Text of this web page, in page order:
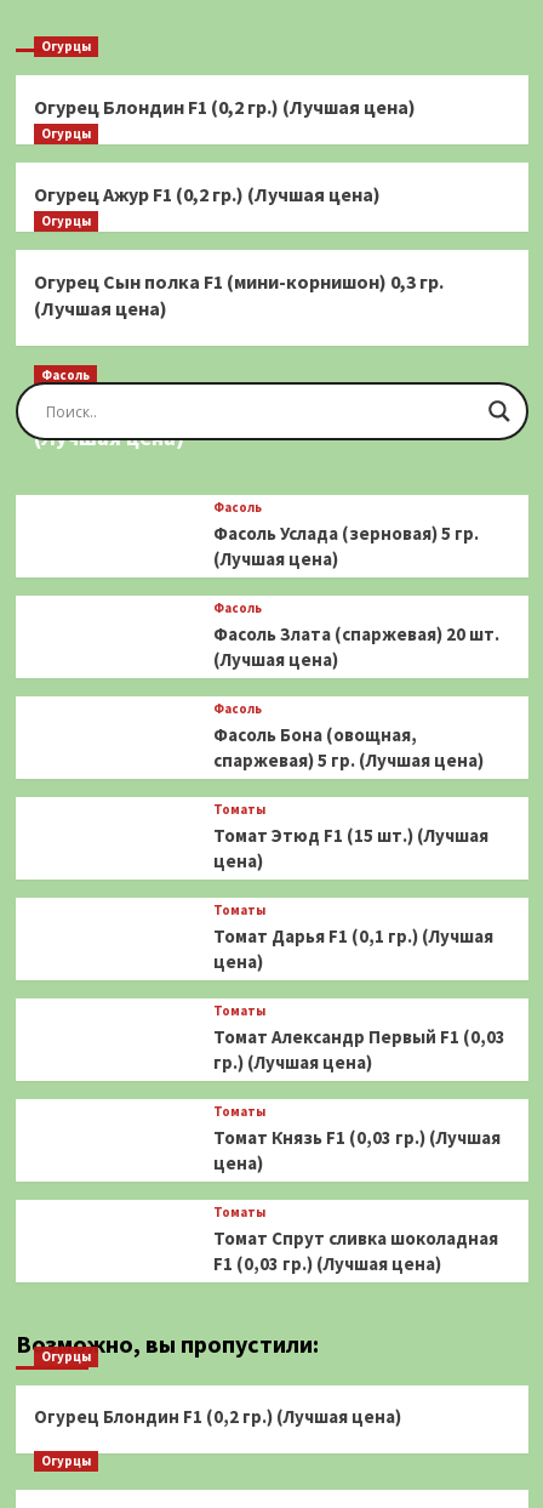
Огурцы
Огурец Блондин F1 (0,2 гр.) (Лучшая цена)
Огурцы
Огурец Ажур F1 (0,2 гр.) (Лучшая цена)
Огурцы
Огурец Сын полка F1 (мини-корнишон) 0,3 гр.
(Лучшая цена)
Фасоль
Фасоль Золотая Сакса (спаржевая) 20 шт.
(Лучшая цена)
Фасоль
Фасоль Услада (зерновая) 5 гр.
(Лучшая цена)
Фасоль
Фасоль Злата (спаржевая) 20 шт.
(Лучшая цена)
Фасоль
Фасоль Бона (овощная,
спаржевая) 5 гр. (Лучшая цена)
Томаты
Томат Этюд F1 (15 шт.) (Лучшая
цена)
Томаты
Томат Дарья F1 (0,1 гр.) (Лучшая
цена)
Томаты
Томат Александр Первый F1 (0,03
гр.) (Лучшая цена)
Томаты
Томат Князь F1 (0,03 гр.) (Лучшая
цена)
Томаты
Томат Спрут сливка шоколадная
F1 (0,03 гр.) (Лучшая цена)
Возможно, вы пропустили:
Огурцы
Огурец Блондин F1 (0,2 гр.) (Лучшая цена)
Огурцы